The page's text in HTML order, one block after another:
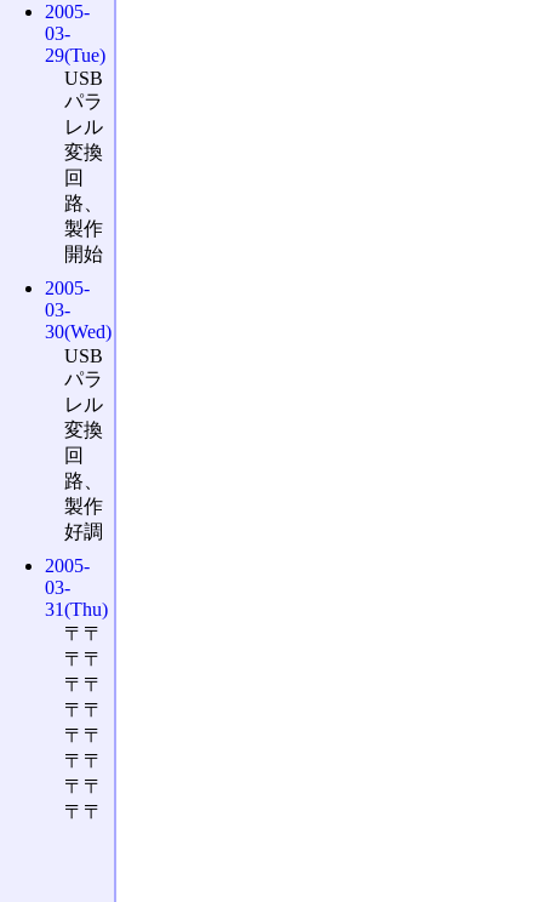
2005-
03-
29(Tue)
USB
パラ
レル
変換
回
路、
製作
開始
2005-
03-
30(Wed)
USB
パラ
レル
変換
回
路、
製作
好調
2005-
03-
31(Thu)
〒〒
〒〒
〒〒
〒〒
〒〒
〒〒
〒〒
〒〒